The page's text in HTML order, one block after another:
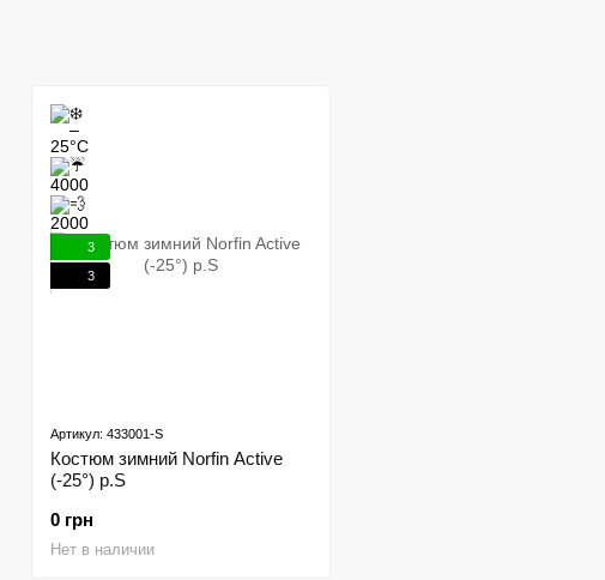
3
3
Артикул: 433001-S
Костюм зимний Norfin Active
(-25°) р.S
0 грн
Нет в наличии